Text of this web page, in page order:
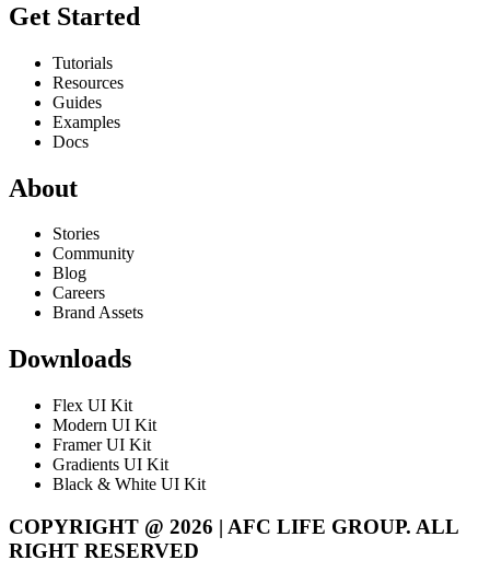
Get Started
Tutorials
Resources
Guides
Examples
Docs
About
Stories
Community
Blog
Careers
Brand Assets
Downloads
Flex UI Kit
Modern UI Kit
Framer UI Kit
Gradients UI Kit
Black & White UI Kit
COPYRIGHT @ 2026 | AFC LIFE GROUP. ALL
RIGHT RESERVED